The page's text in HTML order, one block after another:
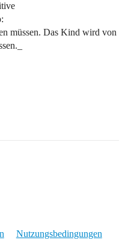
müssen. Das Kind wird von
Nutzungsbedingungen